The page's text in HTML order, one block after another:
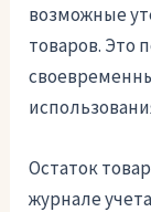
возможные
товаров. Это
Остаток
журнале